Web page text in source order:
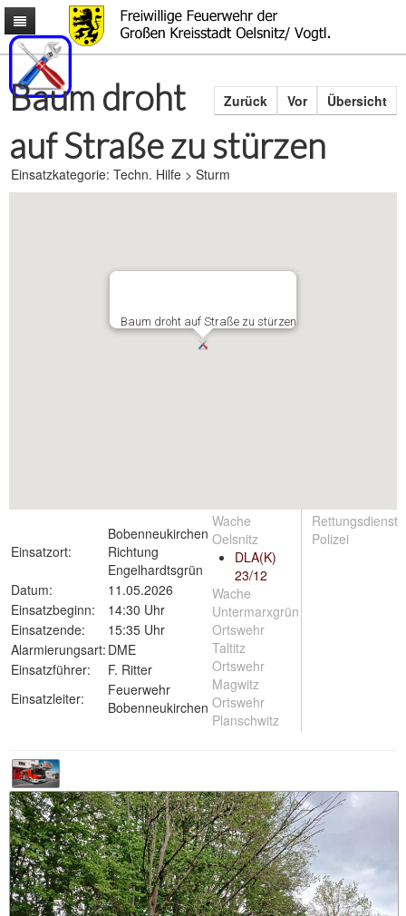
Mitmachen
Mitmachen
Männer & Frauen
Gemeinsam
Aktuelles
News
Einsatzliste
Einsatzkarte
Über uns
Alarmierung
Ausrückeordnung
Einsatzgebiet
Ausbildung
Fahrzeuge
Rollcontainer
Wachen
Technik
Interessantes
Wetter & Warnungen
Fragen & Antworten
Bürgerinformationen
Kontakt
Fragen & Anregungen
Impressum
Zurück Vor Übersicht
Baum droht
auf Straße zu stürzen
Einsatzkategorie: Techn. Hilfe > Sturm
Baum droht auf Straße zu stürzen
Einsatzort:
Bobenneukirchen
Richtung
Engelhardtsgrün
Datum:
11.05.2026
Einsatzbeginn:
14:30 Uhr
Einsatzende:
15:35 Uhr
Alarmierungsart: DME
Einsatzführer:
F. Ritter
Einsatzleiter:
Feuerwehr
Bobenneukirchen
Wache
Oelsnitz
DLA(K)
23/12
Wache
Untermarxgrün
Ortswehr
Taltitz
Ortswehr
Magwitz
Ortswehr
Planschwitz
Rettungsdienst
Polizei